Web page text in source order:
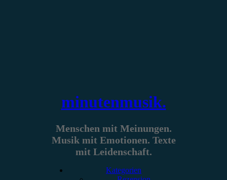
minutenmusik.
Menschen mit Meinungen.
Musik mit Emotionen. Texte
mit Leidenschaft.
Kategorien